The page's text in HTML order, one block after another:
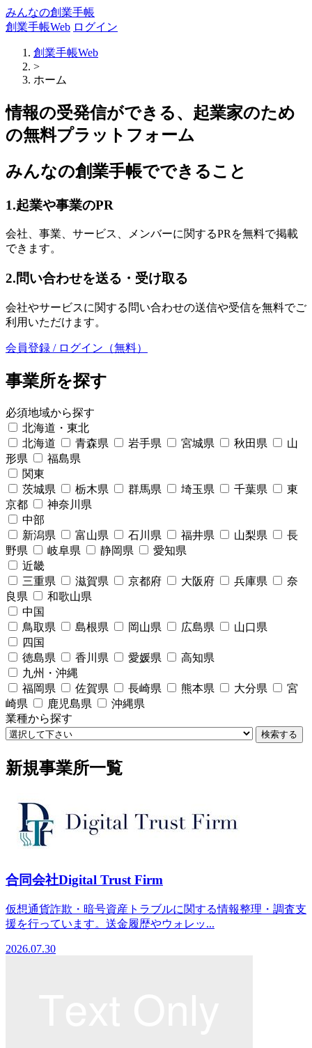
みんなの創業手帳
創業手帳Web ログイン
創業手帳Web
>
ホーム
情報の受発信ができる、起業家のため
の無料プラットフォーム
みんなの創業手帳でできること
1.起業や事業のPR
会社、事業、サービス、メンバーに関するPRを無料で掲載
できます。
2.問い合わせを送る・受け取る
会社やサービスに関する問い合わせの送信や受信を無料でご
利用いただけます。
会員登録 / ログイン（無料）
事業所を探す
必須地域から探す
北海道・東北
北海道
青森県 岩手県 宮城県 秋田県
山
形県
福島県
関東
茨城県
栃木県 群馬県 埼玉県 千葉県
東
京都
神奈川県
中部
新潟県
富山県 石川県 福井県 山梨県
長
野県
岐阜県 静岡県
愛知県
近畿
三重県
滋賀県 京都府 大阪府 兵庫県
奈
良県
和歌山県
中国
鳥取県
島根県 岡山県 広島県
山口県
四国
徳島県
香川県 愛媛県
高知県
九州・沖縄
福岡県
佐賀県 長崎県 熊本県 大分県
宮
崎県
鹿児島県
沖縄県
業種から探す
検索する
新規事業所一覧
合同会社Digital Trust Firm
仮想通貨詐欺・暗号資産トラブルに関する情報整理・調査支
援を行っています。送金履歴やウォレッ...
2026.07.30